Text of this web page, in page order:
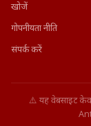
खोजें
गोपनीयता नीति
संपर्क करें
⚠️ यह वेबसाइट